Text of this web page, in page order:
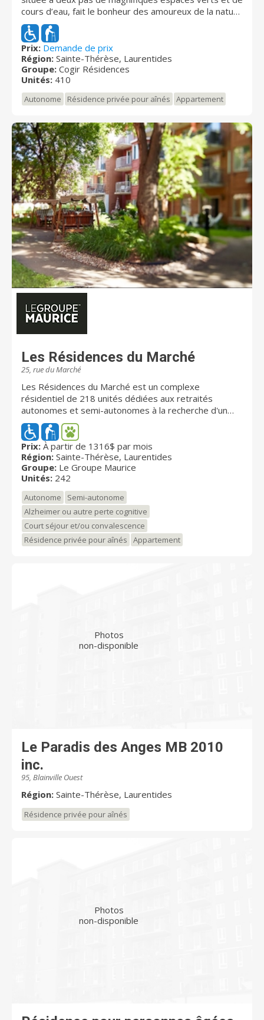
cours d’eau, fait le bonheur des amoureux de la nature
à la recherche d’un style de vie dynamique.
Récemment rénovés, ses aires communes, ses salles
de divertissement et ses appartements modernes et
fonctionnels sauront vous séduire. Ne manquez pas la
terrasse et les jardins extérieurs, qui vous
permettront de profiter de la tranquillité des environs.
Prix: Demande de prix
Région: Sainte-Thérèse, Laurentides
Groupe: Cogir Résidences
Unités: 410
Autonome Résidence privée pour aînés Appartement
Les Résidences du Marché
25, rue du Marché
Les Résidences du Marché est un complexe
résidentiel de 218 unités dédiées aux retraités
autonomes et semi-autonomes à la recherche d'un
environnement de qualité, d'une atmosphère familiale
et d'une équipe attentionnée. La résidence offre
également 24 unités de soins sour la bannière
Signature permettant d'accueillir des personnes en
perte d'autonomie. Située au cœur du vieux Sainte-
Thérése, cette résidence pour retraités offre un
milieu de vie sécuritaire et chaleureux. Connaissant
depuis de nombreuses années une popularité qui ne
se dément pas.
Prix: À partir de 1316$ par mois
Région: Sainte-Thérèse, Laurentides
Groupe: Le Groupe Maurice
Unités: 242
Autonome
Semi-autonome
Alzheimer ou autre perte cognitive
Court séjour et/ou convalescence
Résidence privée pour aînés
Appartement
Photos
non-disponible
Le Paradis des Anges MB 2010
inc.
95, Blainville Ouest
Région: Sainte-Thérèse, Laurentides
Résidence privée pour aînés
Photos
non-disponible